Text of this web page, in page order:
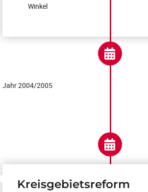
Winkel
Jahr 2004/2005
Kreisgebietsreform